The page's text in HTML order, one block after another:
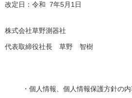
改定日：令和 7年5月1日
株式会社草野測器社
代表取締役社長 草野 智樹
・個人情報、個人情報保護方針の